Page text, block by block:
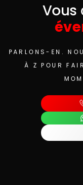
Vous
PARLONS-EN.
À Z POUR